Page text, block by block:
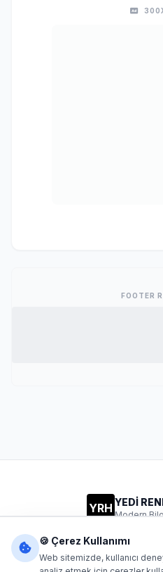
FOOTER
YRH YEDİ
Modern
🍪 Çerez Kullanımı
Web sitemizde, kullanıcı